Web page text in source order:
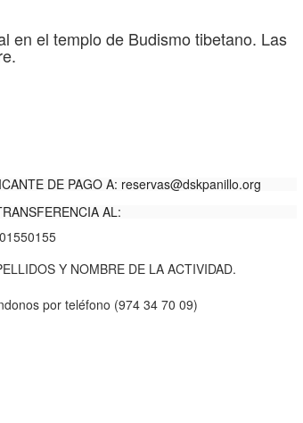
en el templo de Budismo tibetano. Las
DE PAGO A: reservas@dskpanillo.org
AL:
Y NOMBRE DE LA ACTIVIDAD.
por teléfono (974 34 70 09)